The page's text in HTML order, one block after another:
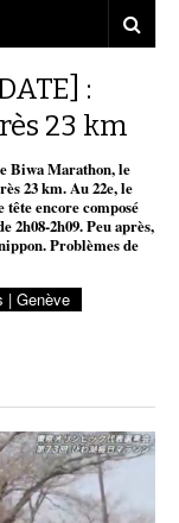
:
23 km
Biwa Marathon, le
23 km. Au 22e, le
encore composé
2h08-2h09. Peu après,
Problèmes de
| Genève